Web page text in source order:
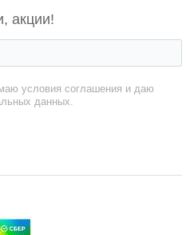
акции!
условия соглашения и даю
данных.